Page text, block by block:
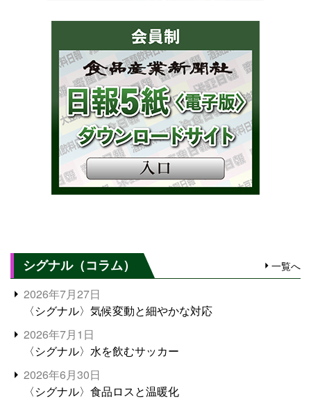
シグナル（コラム） 一覧へ
2026年7月27日
〈シグナル〉気候変動と細やかな対応
2026年7月1日
〈シグナル〉水を飲むサッカー
2026年6月30日
〈シグナル〉食品ロスと温暖化